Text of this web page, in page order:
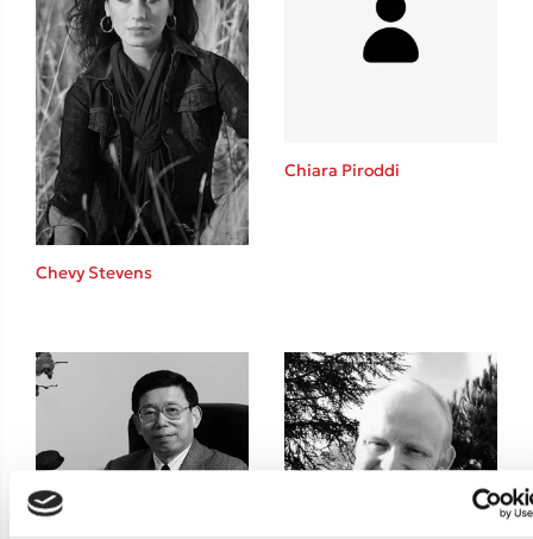
Teo Benedetti
Τζένη Κουτσοδημητροπούλου
Emily Henry
Ali Hazelwood
Cori Doerrfeld
Pierdomenico Baccalario
Δανάη Ιμπραχήμ
Τεστ: Ποιο αστυνομικό βιβλίο σου ταιριάζει για το καλοκαίρι;
3 βιβλία βασισμένα σε αληθινά γεγονότα!
Ο εθισμός των παιδιών στις οθόνες δεν είναι «το πρόβλημα»
Μια λέξη που συχνά νιώθεις αλλά την αγνοείς
Τι είναι η νευροποικιλότητα; Η Δρ. Δανάη Δεληγεώργη απαντά!
Συγχαρητήρια, Πέθανες! Μια ξενάγηση στον Άδη της ελληνικής
Chevy Stevens
Chiara Piroddi